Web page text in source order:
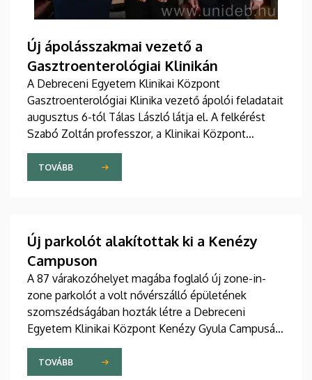
Új ápolásszakmai vezető a
Gasztroenterológiai Klinikán
A Debreceni Egyetem Klinikai Központ
Gasztroenterológiai Klinika vezető ápolói feladatait
augusztus 6-tól Tálas László látja el. A felkérést
Szabó Zoltán professzor, a Klinikai Központ
elnöke, valamint Szőllősi Anna ápolási és
szakdolgozói igazgató adta át pénteken
ünnepélyes keretek között az Elnöki Hivatalban.
TOVÁBB
Új parkolót alakítottak ki a Kenézy
Campuson
A 87 várakozóhelyet magába foglaló új zone-in-
zone parkolót a volt nővérszálló épületének
szomszédságában hozták létre a Debreceni
Egyetem Klinikai Központ Kenézy Gyula Campusán.
Az új területet várhatóan augusztusban nyitják meg
a járművek előtt.
TOVÁBB